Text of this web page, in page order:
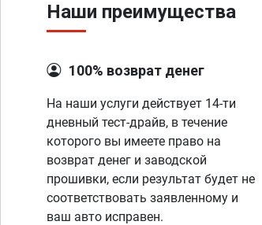
Наши преимущества
100% возврат денег
На наши услуги действует 14-ти
дневный тест-драйв, в течение
которого вы имеете право на
возврат денег и заводской
прошивки, если результат будет не
соответствовать заявленному и
ваш авто исправен.